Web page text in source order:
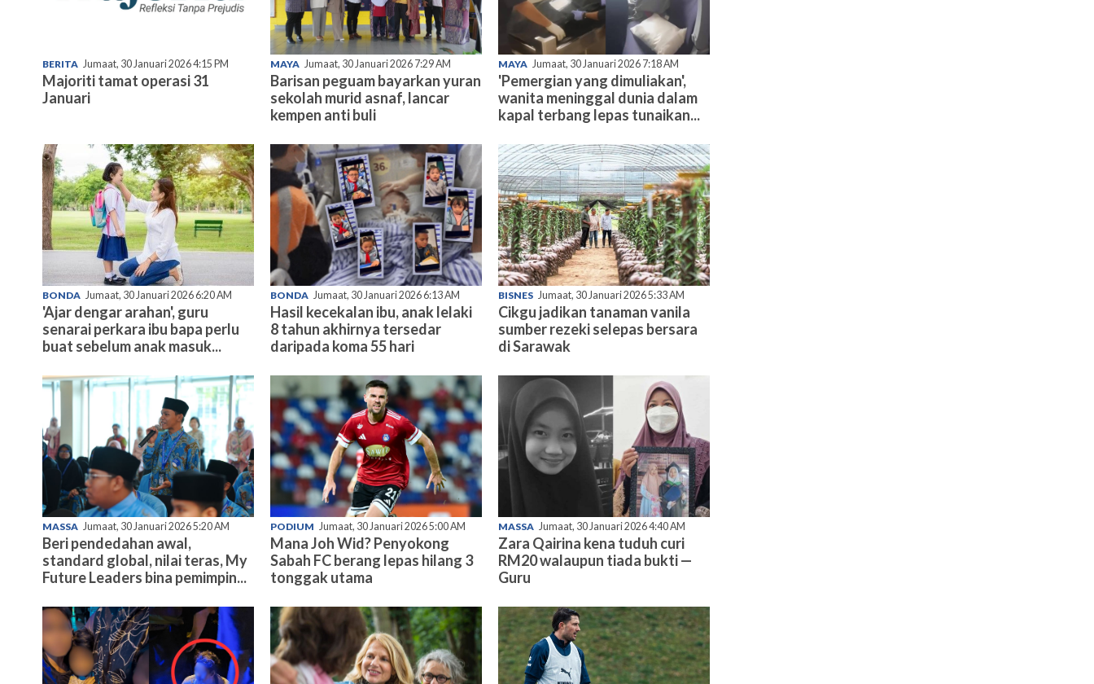
BERITA Jumaat, 30 Januari 2026 4:15 PM
Majoriti tamat operasi 31
Januari
MAYA Jumaat, 30 Januari 2026 7:29 AM
Barisan peguam bayarkan yuran
sekolah murid asnaf, lancar
kempen anti buli
MAYA Jumaat, 30 Januari 2026 7:18 AM
'Pemergian yang dimuliakan',
wanita meninggal dunia dalam
kapal terbang lepas tunaikan...
BONDA Jumaat, 30 Januari 2026 6:20 AM
'Ajar dengar arahan', guru
senarai perkara ibu bapa perlu
buat sebelum anak masuk...
BONDA Jumaat, 30 Januari 2026 6:13 AM
Hasil kecekalan ibu, anak lelaki
8 tahun akhirnya tersedar
daripada koma 55 hari
BISNES Jumaat, 30 Januari 2026 5:33 AM
Cikgu jadikan tanaman vanila
sumber rezeki selepas bersara
di Sarawak
MASSA Jumaat, 30 Januari 2026 5:20 AM
Beri pendedahan awal,
standard global, nilai teras, My
Future Leaders bina pemimpin...
PODIUM Jumaat, 30 Januari 2026 5:00 AM
Mana Joh Wid? Penyokong
Sabah FC berang lepas hilang 3
tonggak utama
MASSA Jumaat, 30 Januari 2026 4:40 AM
Zara Qairina kena tuduh curi
RM20 walaupun tiada bukti —
Guru